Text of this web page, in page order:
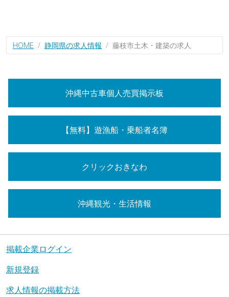
HOME 静岡県の求人情報 藤枝市土木・建築の求人
沖縄中古車個人売買掲示板
【無料】遊漁船・乗船者名簿
クリックおきなわ
沖縄観光・生活情報
掲載企業ログイン
新規登録
求人情報の掲載方法